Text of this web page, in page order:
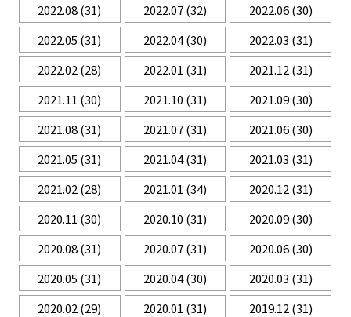
2022.08(31) 2022.07(32) 2022.06(30)
2022.05 (31) 2022.04(30) 2022.03 (31)
2022.02(28) 2022.01 (31) 2021.12(31)
2021.11 (30) 2021.10 (31) 2021.09(30)
2021.08(31) 2021.07(31) 2021.06(30)
2021.05 (31) 2021.04(31) 2021.03 (31)
2021.02(28) 2021.01 (34) 2020.12(31)
2020.11 (30) 2020.10 (31) 2020.09(30)
2020.08(31) 2020.07(31) 2020.06(30)
2020.05 (31) 2020.04(30) 2020.03 (31)
2020.02(29) 2020.01 (31) 2019.12(31)